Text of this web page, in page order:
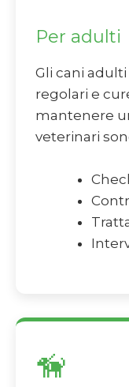
Per adulti
Gli cani
regolari e
mantenere
veterinari
🦮